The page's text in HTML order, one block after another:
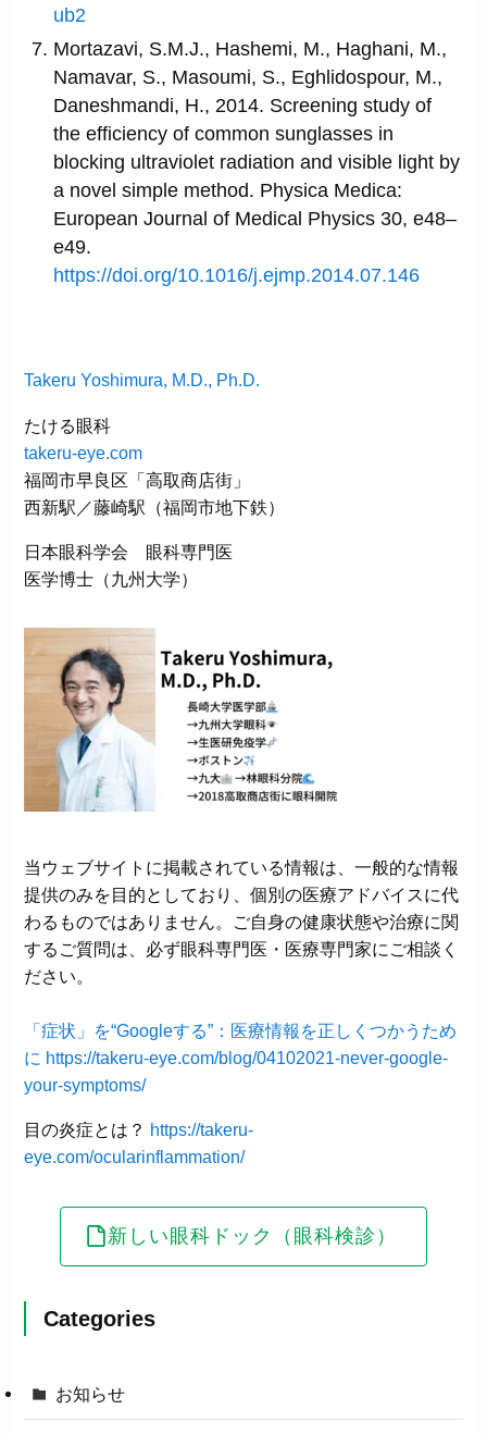
ub2
Mortazavi, S.M.J., Hashemi, M., Haghani, M.,
Namavar, S., Masoumi, S., Eghlidospour, M.,
Daneshmandi, H., 2014. Screening study of
the efficiency of common sunglasses in
blocking ultraviolet radiation and visible light by
a novel simple method. Physica Medica:
European Journal of Medical Physics 30, e48–
e49.
https://doi.org/10.1016/j.ejmp.2014.07.146
Takeru Yoshimura, M.D., Ph.D.
たける眼科
takeru-eye.com
福岡市早良区「高取商店街」
西新駅／藤崎駅（福岡市地下鉄）
日本眼科学会 眼科専門医
医学博士（九州大学）
当ウェブサイトに掲載されている情報は、一般的な情報
提供のみを目的としており、個別の医療アドバイスに代
わるものではありません。ご自身の健康状態や治療に関
するご質問は、必ず眼科専門医・医療専門家にご相談く
ださい。
「症状」を“Googleする”：医療情報を正しくつかうため
に https://takeru-eye.com/blog/04102021-never-google-
your-symptoms/
目の炎症とは？ https://takeru-
eye.com/ocularinflammation/
新しい眼科ドック（眼科検診）
Categories
お知らせ